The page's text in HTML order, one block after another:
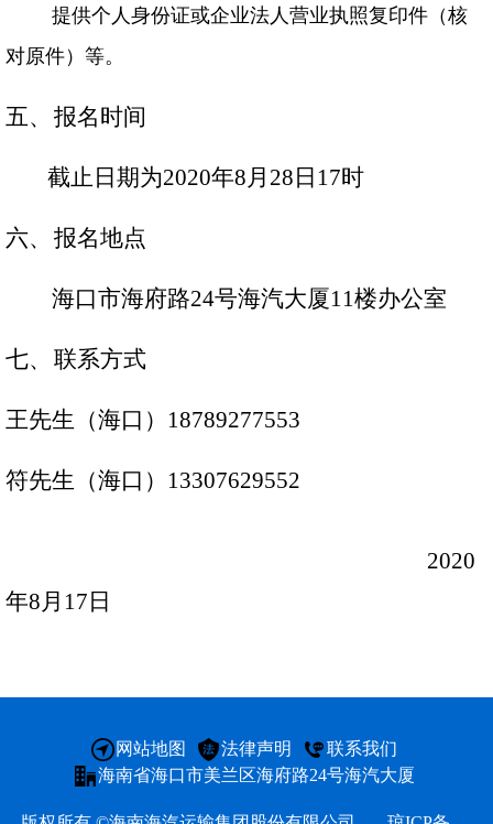
客运
定期
提供个人身份证或企业法人营业执照复印件（核
对原件）等。
五、 报名时间
截止日期为2020年8月 28 日 17时
六、 报名地点
海口市海府路24号海汽大厦11楼办公室
七、 联系方式
王先生（海口） 18789277553
符先生（海口） 13307629552
2020
年8月 17 日
网站地图 法律声明
联系我们
海南省海口市美兰区海府路24号海汽大厦